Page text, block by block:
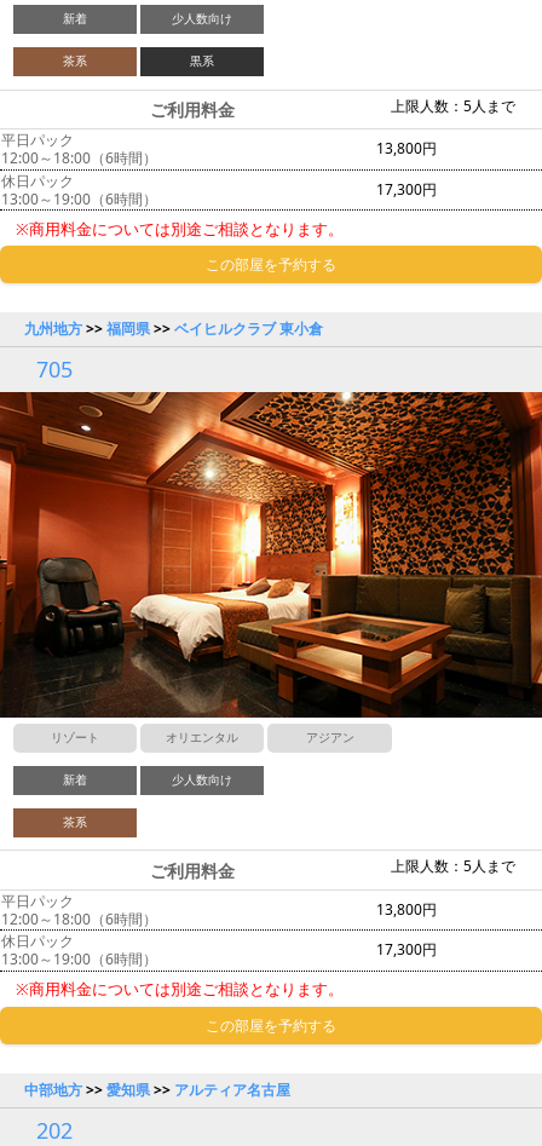
新着 少人数向け
茶系 黒系
上限人数：5人まで
ご利用料金
平日パック
12:00～18:00（6時間）
13,800円
休日パック
13:00～19:00（6時間）
17,300円
※商用料金については別途ご相談となります。
この部屋を予約する
九州地方>>福岡県>>ベイヒルクラブ 東小倉
705
リゾート オリエンタル アジアン
新着 少人数向け
茶系
上限人数：5人まで
ご利用料金
平日パック
12:00～18:00（6時間）
13,800円
休日パック
13:00～19:00（6時間）
17,300円
※商用料金については別途ご相談となります。
この部屋を予約する
中部地方>>愛知県>> アルティア名古屋
202